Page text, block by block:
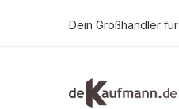
Dein Großhändler für